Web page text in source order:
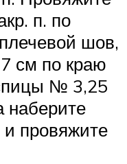
п. по
шов,
см по краю
№ 3,25
наберите
и провяжите